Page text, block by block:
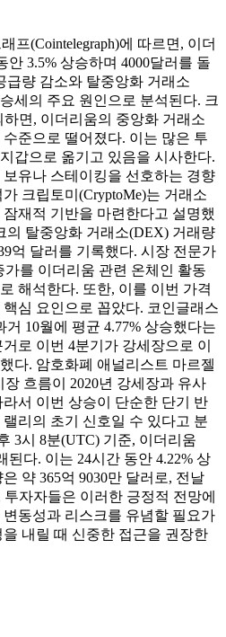
프(Cointelegraph)에 따르면, 이더
안 3.5% 상승하며 4000달러를 돌
급량 감소와 탈중앙화 거래소
세의 주요 원인으로 분석된다. 크
하면, 이더리움의 중앙화 거래소
준으로 떨어졌다. 이는 많은 투
갑으로 옮기고 있음을 시사한다.
유나 스테이킹을 선호하는 경향
크립토미(CryptoMe)는 거래소
재적 기반을 마련한다고 설명했
의 탈중앙화 거래소(DEX) 거래량
억 달러를 기록했다. 시장 전문가
를 이더리움 관련 온체인 활동
해석한다. 또한, 이를 이번 가격
심 요인으로 꼽았다. 코인글래스
거 10월에 평균 4.77% 상승했다는
로 이번 4분기가 강세장으로 이
다. 암호화폐 애널리스트 마르젤
흐름이 2020년 강세장과 유사
서 이번 상승이 단순한 단기 반
리의 초기 신호일 수 있다고 분
3시 8분(UTC) 기준, 이더리움
된다. 이는 24시간 동안 4.22% 상
약 365억 9030만 달러로, 전날
자자들은 이러한 긍정적 전망에
동성과 리스크를 유념할 필요가
내릴 때 신중한 접근을 권장한